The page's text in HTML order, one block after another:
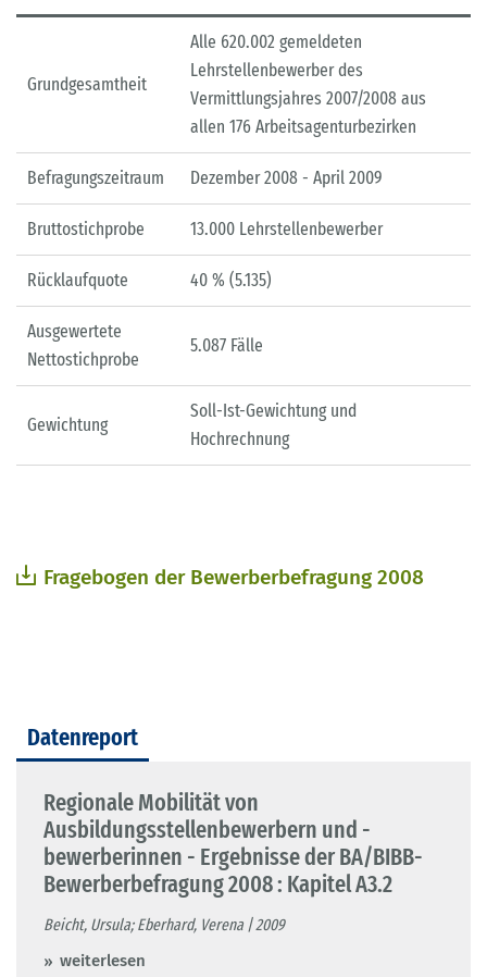
Grundgesamtheit
Alle 620.002 gemeldeten
Lehrstellenbewerber des
Vermittlungsjahres 2007/2008 aus
allen 176 Arbeitsagenturbezirken
Befragungszeitraum Dezember 2008 - April 2009
Bruttostichprobe 13.000 Lehrstellenbewerber
Rücklaufquote 40 % (5.135)
Ausgewertete
Nettostichprobe
5.087 Fälle
Gewichtung
Soll-Ist-Gewichtung und
Hochrechnung
Fragebogen der Bewerberbefragung 2008
Datenreport
Regionale Mobilität von
Ausbildungsstellenbewerbern und -
bewerberinnen - Ergebnisse der BA/BIBB-
Bewerberbefragung 2008 : Kapitel A3.2
Beicht, Ursula; Eberhard, Verena | 2009
weiterlesen